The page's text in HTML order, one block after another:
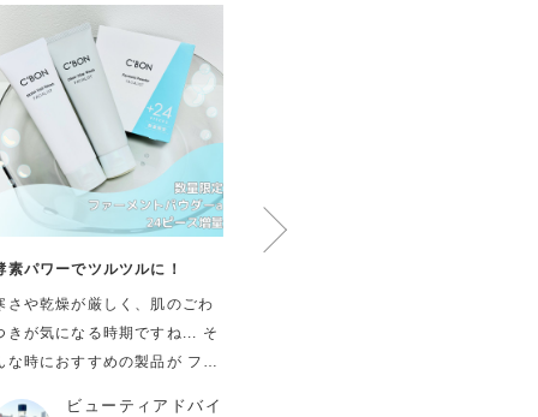
素パワーでツルツルに！
さや乾燥が厳しく、肌のごわ
きが気になる時期ですね... そ
な時におすすめの製品が フェ
ビューティアドバイ